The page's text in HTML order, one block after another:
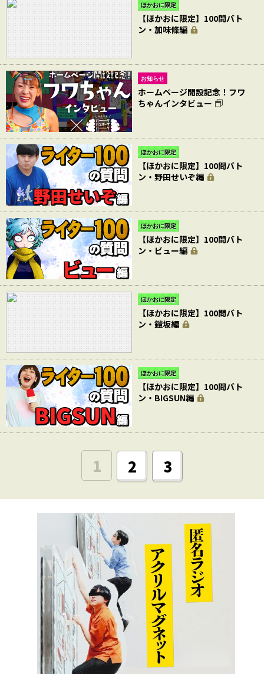
ほかおに限定
【ほかおに限定】100問バト
ン・加味條編
お知らせ
ホームページ開設記念！フワ
ちゃんインタビュー
ほかおに限定
【ほかおに限定】100問バト
ン・野田せいぞ編
ほかおに限定
【ほかおに限定】100問バト
ン・ビュー編
ほかおに限定
【ほかおに限定】100問バト
ン・鎧坂編
ほかおに限定
【ほかおに限定】100問バト
ン・BIGSUN編
1 2 3